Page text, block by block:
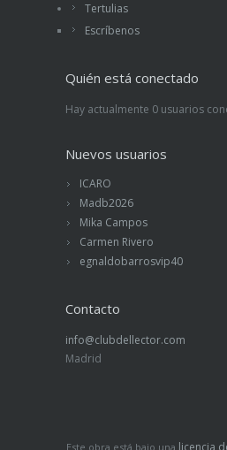
Tertulias
Escríbenos
Quién está conectado
Hay actualmente 0 usuarios
Nuevos usuarios
ICARO
Madb2026
Mika Campos
Carmen Rivero
egnaldobarrosvip40
Contacto
info@clubdellector.com
Madrid
Este obra está bajo una licencia